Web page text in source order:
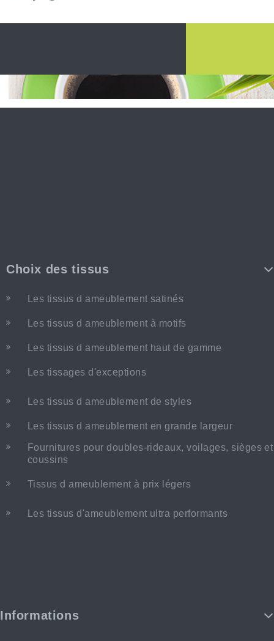
Choix des tissus
Les tissus d ameublement satinés
Les tissus d ameublement à motifs
Les tissus d ameublement haut de gamme
Les tissages d'exceptions
Les tissus d ameublement de styles
Les tissus d ameublement en grande largeur
Fournitures pour doubles-rideaux, voilages, sièges et
coussins
Tissus d ameublement à prix légers
Les tissus d'ameublement ultra performants
Informations